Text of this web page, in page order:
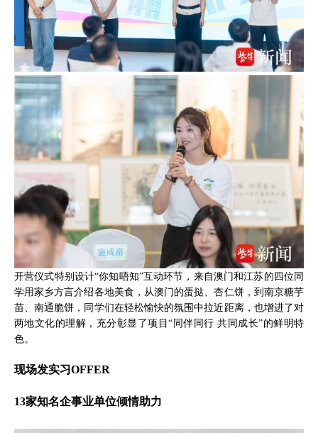
开营仪式特别设计“你知唔知”互动环节，来自澳门和江苏的四位同
学用家乡方言介绍各地美食，从澳门的蛋挞、杏仁饼，到南京糖芋
苗、南通脆饼，同学们在轻松愉快的氛围中拉近距离，也增进了对
两地文化的理解，充分彰显了项目“同伴同行 共同成长”的鲜明特
色。
现场发实习OFFER
13家知名企事业单位倾情助力